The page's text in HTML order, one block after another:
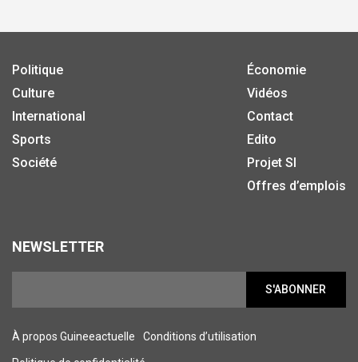
Politique
Culture
International
Sports
Société
Économie
Vidéos
Contact
Edito
Projet SI
Offres d’emplois
NEWSLETTER
S'ABONNER
À propos Guineeactuelle Conditions d’utilisation